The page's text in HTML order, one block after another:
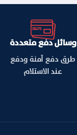
وسائل دفع متعددة
طرق دفع آمنة ودفع
عند الاستلام